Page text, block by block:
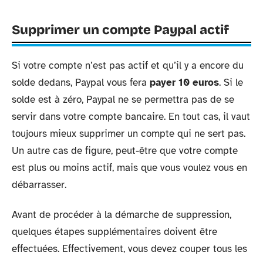
Supprimer un compte Paypal actif
Si votre compte n’est pas actif et qu’il y a encore du
solde dedans, Paypal vous fera payer 10 euros. Si le
solde est à zéro, Paypal ne se permettra pas de se
servir dans votre compte bancaire. En tout cas, il vaut
toujours mieux supprimer un compte qui ne sert pas.
Un autre cas de figure, peut-être que votre compte
est plus ou moins actif, mais que vous voulez vous en
débarrasser.
Avant de procéder à la démarche de suppression,
quelques étapes supplémentaires doivent être
effectuées. Effectivement, vous devez couper tous les